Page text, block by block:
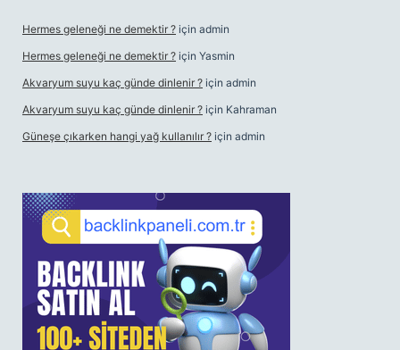
Hermes geleneği ne demektir ? için admin
Hermes geleneği ne demektir ? için Yasmin
Akvaryum suyu kaç günde dinlenir ? için admin
Akvaryum suyu kaç günde dinlenir ? için Kahraman
Güneşe çıkarken hangi yağ kullanılır ? için admin